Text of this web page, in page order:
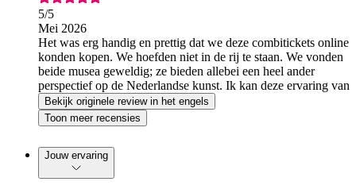
5/5
Mei 2026
Het was erg handig en prettig dat we deze combitickets online
konden kopen. We hoefden niet in de rij te staan. We vonden
beide musea geweldig; ze bieden allebei een heel ander
perspectief op de Nederlandse kunst. Ik kan deze ervaring van
harte aanbevelen.
Bekijk originele review in het engels
Toon meer recensies
Jouw ervaring